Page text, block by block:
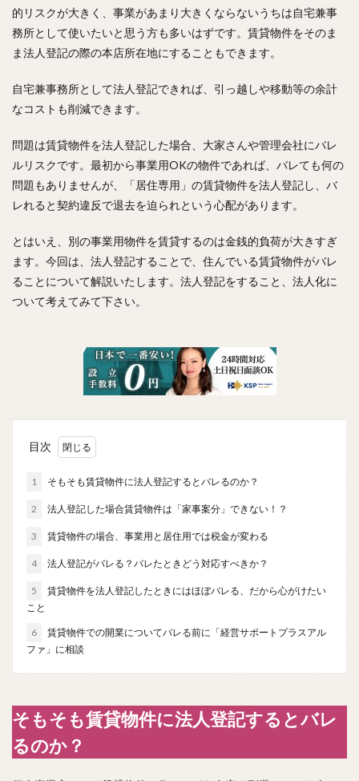
的リスクが大きく、事業があまり大きくならないうちは自宅兼事
務所として使いたいと思う方も多いはずです。賃貸物件をそのま
ま法人登記の際の本店所在地にすることもできます。
自宅兼事務所として法人登記できれば、引っ越しや移動等の余計
なコストも削減できます。
問題は賃貸物件を法人登記した場合、大家さんや管理会社にバレ
ルリスクです。最初から事業用OKの物件であれば、バレても何の
問題もありませんが、「居住専用」の賃貸物件を法人登記し、バ
レれると契約違反で退去を迫られという心配があります。
とはいえ、別の事業用物件を賃貸するのは金銭的負荷が大きすぎ
ます。今回は、法人登記することで、住んでいる賃貸物件がバレ
ることについて解説いたします。法人登記をすること、法人化に
ついて考えてみて下さい。
目次
1 そもそも賃貸物件に法人登記するとバレるのか？
2 法人登記した場合賃貸物件は「家事案分」できない！？
3 賃貸物件の場合、事業用と居住用では税金が変わる
4 法人登記がバレる？バレたときどう対応すべきか？
5
賃貸物件を法人登記したときにはほぼバレる、だから心がけたい
こと
6
賃貸物件での開業についてバレる前に「経営サポートプラスアル
ファ」に相談
そもそも賃貸物件に法人登記するとバレ
るのか？